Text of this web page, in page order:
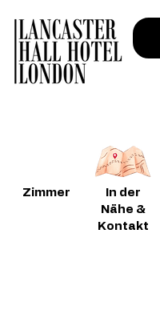
Zimmer
In der
Nähe &
Kontakt